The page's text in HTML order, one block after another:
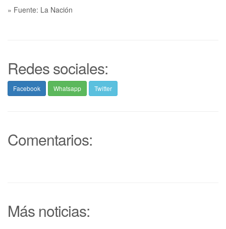
» Fuente: La Nación
Redes sociales:
Facebook Whatsapp Twitter
Comentarios:
Más noticias: